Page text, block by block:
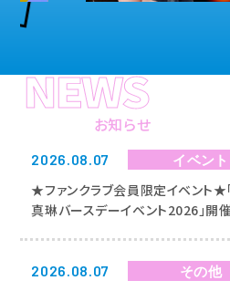
NEWS
お知らせ
2026.08.07 イベント
★ファンクラブ会員限定イベント★
真琳バースデーイベント2026」開
2026.08.07 その他